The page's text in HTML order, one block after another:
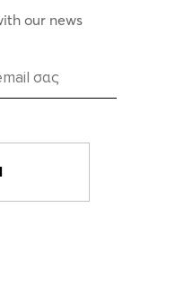
our news